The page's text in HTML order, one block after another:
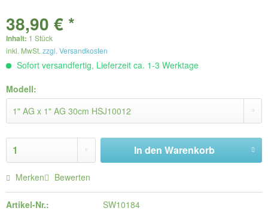
38,90 € *
Inhalt: 1 Stück
inkl. MwSt. zzgl. Versandkosten
Sofort versandfertig, Lieferzeit ca. 1-3 Werktage
Modell:
In den Warenkorb
Merken Bewerten
Artikel-Nr.:
SW10184